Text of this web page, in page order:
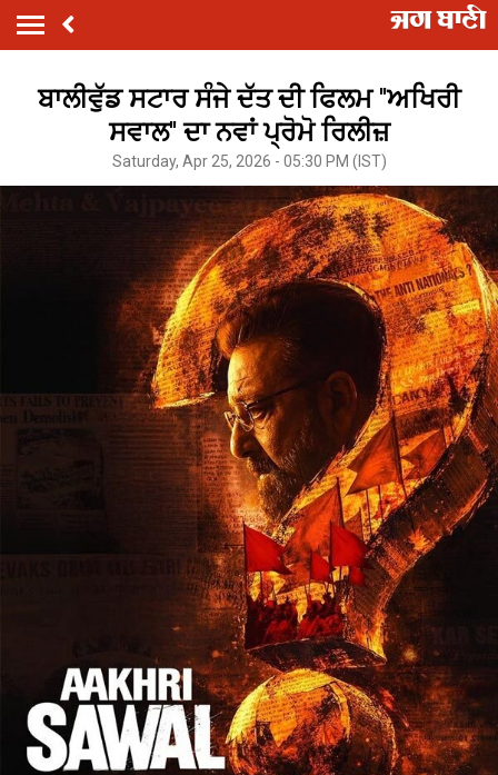
ਬਾਲੀਵੁੱਡ ਸਟਾਰ ਸੰਜੇ ਦੱਤ ਦੀ ਫਿਲਮ ''ਅਖਿਰੀ
ਸਵਾਲ'' ਦਾ ਨਵਾਂ ਪ੍ਰੋਮੋ ਰਿਲੀਜ਼
Saturday, Apr 25, 2026 - 05:30 PM (IST)